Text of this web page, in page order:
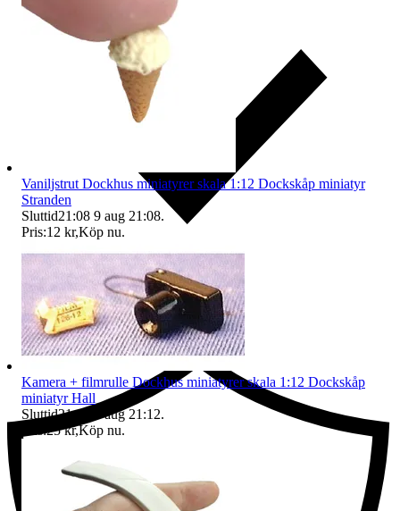
Ersättning om du inte får din vara
Vaniljstrut Dockhus miniatyrer skala 1:12 Dockskåp miniatyr
Stranden
Sluttid21:08 9 aug 21:08.
Pris:12 kr,Köp nu.
Kamera + filmrulle Dockhus miniatyrer skala 1:12 Dockskåp
miniatyr Hall
Sluttid21:12 9 aug 21:12.
Pris:25 kr,Köp nu.